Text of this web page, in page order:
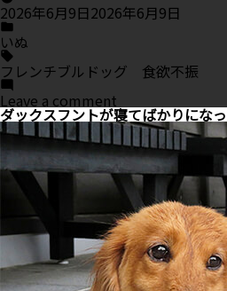
2026年6月9日2026年6月9日
Posted
in
いぬ
Tags:
フレンチブルドッグ 食欲不振
Leave a comment
フ
レ
ン
チ
ブ
ド
ッ
グ
が
食
欲
不
ダックスフントが寝てばかりにな